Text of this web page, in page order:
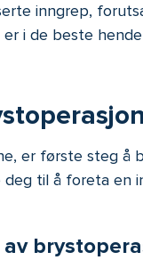
inngrep,
i de beste
er første steg å
til å foreta